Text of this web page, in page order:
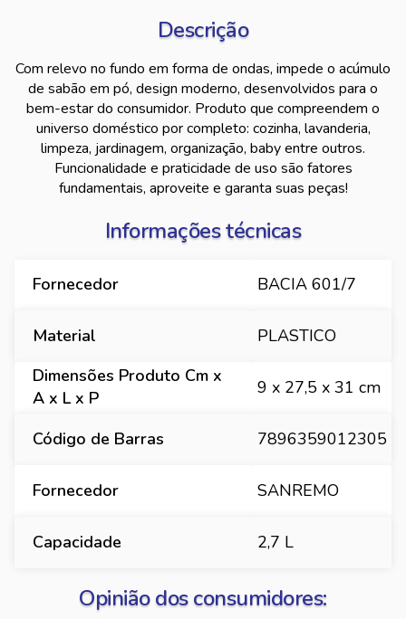
Descrição
Com relevo no fundo em forma de ondas, impede o acúmulo
de sabão em pó, design moderno, desenvolvidos para o
bem-estar do consumidor. Produto que compreendem o
universo doméstico por completo: cozinha, lavanderia,
limpeza, jardinagem, organização, baby entre outros.
Funcionalidade e praticidade de uso são fatores
fundamentais, aproveite e garanta suas peças!
Informações técnicas
Fornecedor BACIA 601/7
Material
PLASTICO
Dimensões Produto Cm x
A x L x P
9 x 27,5 x 31 cm
Código de Barras 7896359012305
Fornecedor SANREMO
Capacidade 2,7 L
Opinião dos consumidores: